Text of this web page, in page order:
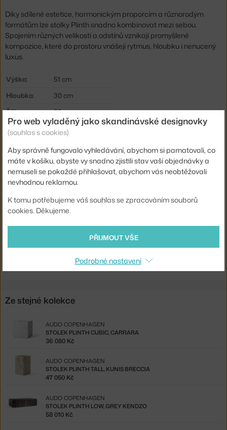
Díky sdílené estetice, harmonickým proporcím a různorodým
formátům lze stolky Plinth snadno kombinovat mezi sebou.
Spojením různých velikostí a odstínů vznikají promyšlené
kompozice, které do prostoru vnášejí rytmus, hloubku i nenucený
luxus.
Výška:
51 cm
Hloubka:
30 cm
Šířka:
30 cm
Hmotnost:
33 kg
Materiál:
mramor
Tvar stolu:
čtverec
Kód produktu AUD-71009-002122
EAN
5709262983278
Ste zo Slovenska? Prejdite naStolík Plinth Tall, Carrara
Shopping from the EU? Switch toPlinth Table Tall, Carrara
Ze stejné kolekce
STOLEK PLINTH CUBIC, CARRARA
AUDO COPENHAGEN
36 080 Kč
STOLEK PLINTH TALL, KUNIS BRECCIA
AUDO COPENHAGEN
47 050 Kč
STOLEK PLINTH LOW, GREY KENDZO
AUDO COPENHAGEN
58 010 Kč
Pro web vyladěný jako skandinávské designovky
(souhlas s cookies)
Aby správně fungovalo vyhledávání, abychom si pamatovali, co
máte v košíku, abyste vy snadno zjistili stav vaší objednávky a
nemuseli se pokaždé přihlašovat, abychom vás neobtěžovali
nevhodnou reklamou.
K tomu potřebujeme váš souhlas se zpracováním souborů
cookies. Děkujeme.
PŘIJMOUT VŠE
Podrobné nastavení